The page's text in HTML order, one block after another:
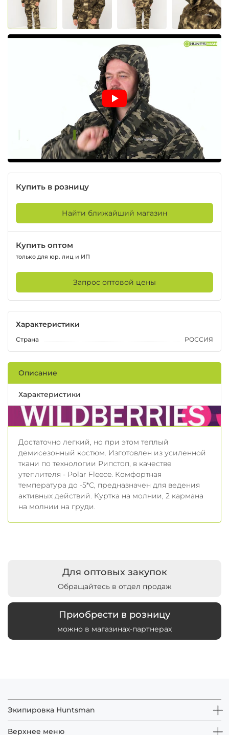
Купить в розницу
Найти ближайший магазин
Купить оптом
только для юр. лиц и ИП
Запрос оптовой цены
Характеристики
Страна РОССИЯ
Описание
Характеристики
Достаточно легкий, но при этом теплый
демисезонный костюм. Изготовлен из усиленной
ткани по технологии Рипстоп, в качестве
утеплителя - Polar Fleece. Комфортная
температура до -5*С, предназначен для ведения
активных действий. Куртка на молнии, 2 кармана
на молнии на груди.
Для оптовых закупок
Обращайтесь в отдел продаж
Приобрести в розницу
можно в магазинах-партнерах
Экипировка Huntsman
Верхнее меню